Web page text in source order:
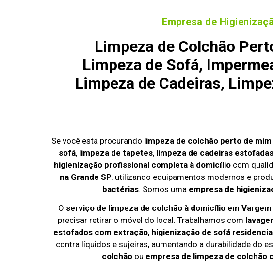
Empresa de
Limpeza de Colchão
Limpeza de Sofá,
Limpeza de Cadeiras,
Se você está procurando limpeza de colchão perto de
sofá, limpeza de tapetes, limpeza de cadeiras estofadas
higienização profissional completa à domicíliocom
na Grande SP, utilizando equipamentos modernos e
bactérias. Somos uma empresa de
O serviço de limpeza de colchão à domicílio em
precisar retirar o móvel do local. Trabalhamos com
estofados com extração, higienização de sofá
contra líquidos e sujeiras, aumentando a durabilidade do
colchão ou empresa de limpeza de colchão